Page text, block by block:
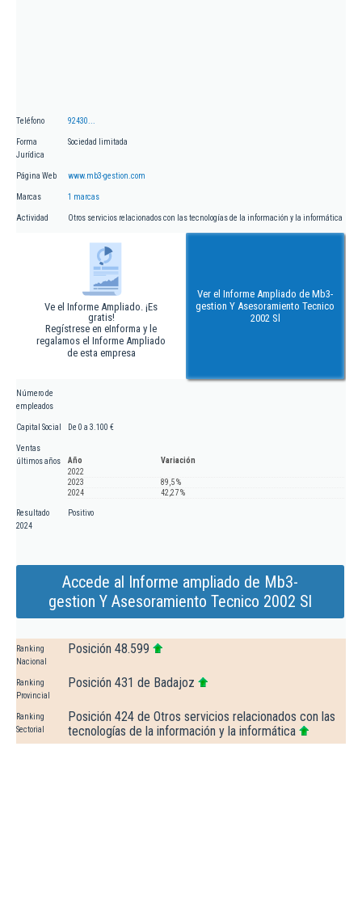
Teléfono 92430...
Forma
Jurídica
Sociedad limitada
Página Web www.mb3-gestion.com
Marcas 1 marcas
Actividad Otros servicios relacionados con las tecnologías de la información y la informática
Ve el Informe Ampliado. ¡Es
gratis!
Regístrese en eInforma y le
regalamos el Informe Ampliado
de esta empresa
Ver el Informe Ampliado de Mb3-
gestion Y Asesoramiento Tecnico
2002 Sl
Número de
empleados
Capital Social De 0 a 3.100 €
Ventas
últimos años
Año
Variación
2022
2023
89,5 %
2024
42,27 %
Resultado
2024
Positivo
Accede al Informe ampliado de Mb3-
gestion Y Asesoramiento Tecnico 2002 Sl
Ranking
Nacional
Posición 48.599
Ranking
Provincial
Posición 431 de Badajoz
Ranking
Sectorial
Posición 424 de Otros servicios relacionados con las
tecnologías de la información y la informática